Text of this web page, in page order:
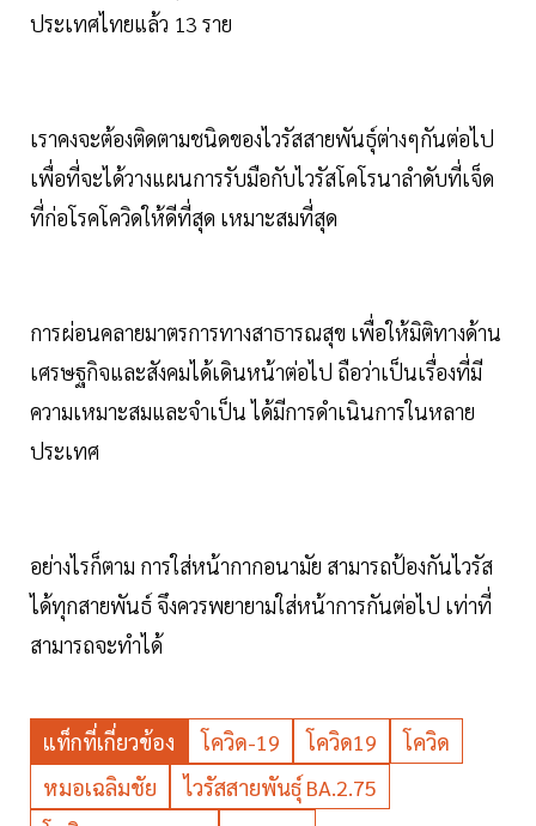
ประเทศไทยแล้ว 13 ราย
เราคงจะต้องติดตามชนิดของไวรัสสายพันธุ์ต่างๆกันต่อไป
เพื่อที่จะได้วางแผนการรับมือกับไวรัสโคโรนาลำดับที่เจ็ด
ที่ก่อโรคโควิดให้ดีที่สุด เหมาะสมที่สุด
การผ่อนคลายมาตรการทางสาธารณสุข เพื่อให้มิติทางด้าน
เศรษฐกิจและสังคมได้เดินหน้าต่อไป ถือว่าเป็นเรื่องที่มี
ความเหมาะสมและจำเป็น ได้มีการดำเนินการในหลาย
ประเทศ
อย่างไรก็ตาม การใส่หน้ากากอนามัย สามารถป้องกันไวรัส
ได้ทุกสายพันธ์ จึงควรพยายามใส่หน้าการกันต่อไป เท่าที่
สามารถจะทำได้
แท็กที่เกี่ยวข้อง โควิด-19 โควิด19
โควิด
หมอเฉลิมชัย
ไวรัสสายพันธุ์ BA.2.75